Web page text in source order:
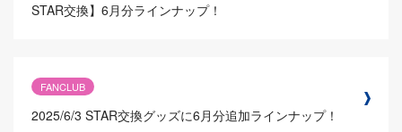
STAR交換】6月分ラインナップ！
FANCLUB
2025/6/3 STAR交換グッズに6月分追加ラインナップ！